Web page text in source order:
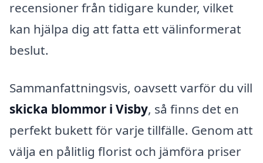
recensioner från tidigare kunder, vilket
kan hjälpa dig att fatta ett välinformerat
beslut.
Sammanfattningsvis, oavsett varför du vill
skicka blommor i Visby, så finns det en
perfekt bukett för varje tillfälle. Genom att
välja en pålitlig florist och jämföra priser